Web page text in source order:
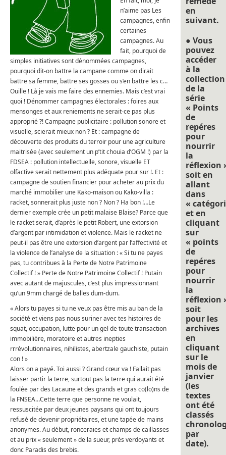
n’aime pas Les
campagnes, enfin
certaines
campagnes. Au
fait, pourquoi de
simples initiatives sont dénommées campagnes,
pourquoi dit-on battre la campane comme on dirait
battre sa femme, battre ses gosses ou s’en battre les c…
Ouille ! Là je vais me faire des ennemies. Mais c’est vrai
quoi ! Dénommer campagnes électorales : foires aux
mensonges et aux reniements ne serait-ce pas plus
approprié ?! Campagne publicitaire : pollution sonore et
visuelle, scierait mieux non ? Et : campagne de
découverte des produits du terroir pour une agriculture
maitrisée (avec seulement un p’tit chouia d’OGM !) par la
FDSEA : pollution intellectuelle, sonore, visuelle ET
olfactive serait nettement plus adéquate pour sur !. Et :
campagne de soutien financier pour acheter au prix du
marché immobilier une Kako-maison ou Kako-villa :
racket, sonnerait plus juste non ? Non ? Ha bon !…Le
dernier exemple crée un petit malaise Blaise? Parce que
le racket serait, d’après le petit Robert, une extorsion
d’argent par intimidation et violence. Mais le racket ne
peut-il pas être une extorsion d’argent par l’affectivité et
la violence de l’analyse de la situation : « Si tu ne payes
pas, tu contribues à la Perte de Notre Patrimoine
Collectif ! » Perte de Notre Patrimoine Collectif ! Putain
avec autant de majuscules, c’est plus impressionnant
qu’un 9mm chargé de balles dum-dum.
« Alors tu payes si tu ne veux pas être mis au ban de la
société et viens pas nous suriner avec tes histoires de
squat, occupation, lutte pour un gel de toute transaction
immobilière, moratoire et autres inepties
rrrévolutionnaires, nihilistes, abertzale gauchiste, putain
con ! »
Alors on a payé. Toi aussi ? Grand cœur va ! Fallait pas
laisser partir la terre, surtout pas la terre qui aurait été
foulée par des Lacaune et des grands et gras co(lo)ns de
la FNSEA…Cette terre que personne ne voulait,
ressuscitée par deux jeunes paysans qui ont toujours
refusé de devenir propriétaires, et une tapée de mains
anonymes. Au début, ronceraies et champs de caillasses
et au prix « seulement » de la sueur, prés verdoyants et
donc Paradis des brebis.
en
suivant.
● Vous
pouvez
accéder
à la
collection
de la
série
« Points
de
repéres
pour
nourrir
la
réflexion
soit en
allant
dans
«
et en
cliquant
sur
« points
de
repéres
pour
nourrir
la
réflexion
soit
pour les
archives
en
cliquant
sur le
mois de
janvier
(les
textes
ont été
classés
par
date).